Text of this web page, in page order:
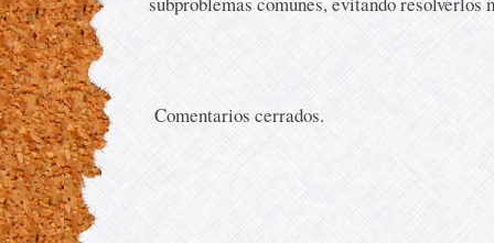
Comentarios cerrados.